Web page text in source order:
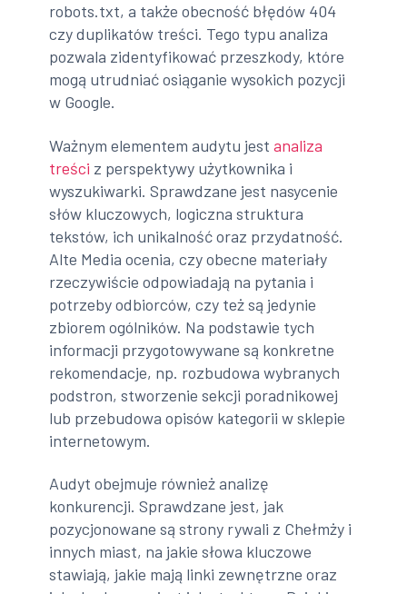
robots.txt, a także obecność błędów 404
czy duplikatów treści. Tego typu analiza
pozwala zidentyfikować przeszkody, które
mogą utrudniać osiąganie wysokich pozycji
w Google.
Ważnym elementem audytu jestanaliza
treści z perspektywy użytkownika i
wyszukiwarki. Sprawdzane jest nasycenie
słów kluczowych, logiczna struktura
tekstów, ich unikalność oraz przydatność.
Alte Media ocenia, czy obecne materiały
rzeczywiście odpowiadają na pytania i
potrzeby odbiorców, czy też są jedynie
zbiorem ogólników. Na podstawie tych
informacji przygotowywane są konkretne
rekomendacje, np. rozbudowa wybranych
podstron, stworzenie sekcji poradnikowej
lub przebudowa opisów kategorii w sklepie
internetowym.
Audyt obejmuje również analizę
konkurencji. Sprawdzane jest, jak
pozycjonowane są strony rywali z Chełmży i
innych miast, na jakie słowa kluczowe
stawiają, jakie mają linki zewnętrzne oraz